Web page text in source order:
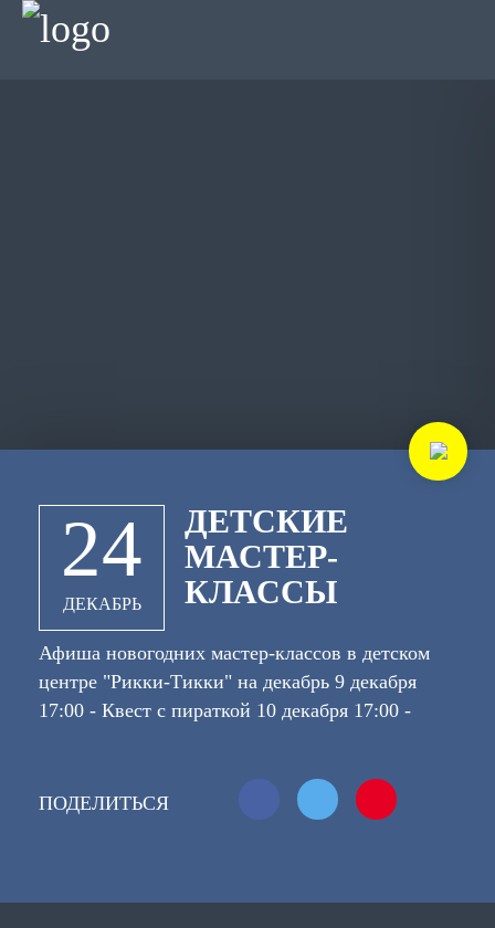
24
ДЕКАБРЬ
ДЕТСКИЕ
МАСТЕР-
КЛАССЫ
Афиша новогодних мастер-классов в детском
центре "Рикки-Тикки" на декабрь 9 декабря
17:00 - Квест с пираткой 10 декабря 17:00 -
17 декабря 17:00 - Мастер-класс "Письмо Деду
Морозу" 23 декабря 17:00 - Новогодняя ёлка 24
ПОДЕЛИТЬСЯ